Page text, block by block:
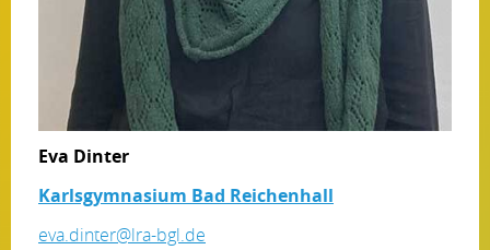
Eva Dinter
Karlsgymnasium Bad Reichenhall
eva.dinter@lra-bgl.de